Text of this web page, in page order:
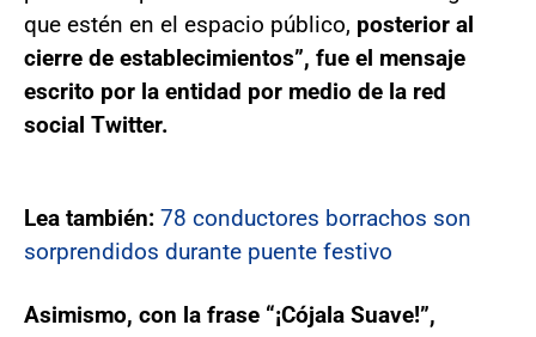
que estén en el espacio público, posterior al
cierre de establecimientos”, fue el mensaje
escrito por la entidad por medio de la red
social Twitter.
Lea también: 78 conductores borrachos son
sorprendidos durante puente festivo
Asimismo, con la frase “¡Cójala Suave!”,